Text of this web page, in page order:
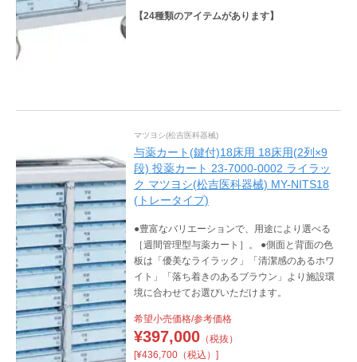
【24種類のアイテムがあります】
マツヨシ(松吉医科器械)
与薬カート(鍵付)18床用 18床用(2列×9
段) 投薬カート 23-7000-0002 ライラッ
ク マツヨシ(松吉医科器械) MY-NITS18
(トレータイプ)
●豊富なバリエーションで、用途により選べる
［週間管理型与薬カート］。 ●側面と背面の色
板は「優美なライラック」「清潔感のあるホワ
イト」「落ち着きのあるブラウン」より施設環
境に合わせてお選びいただけます。
希望小売価格/参考価格
¥397,000（税抜）
[¥436,700（税込）]